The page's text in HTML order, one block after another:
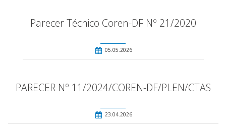
Parecer Técnico Coren-DF Nº 21/2020
05.05.2026
PARECER Nº 11/2024/COREN-DF/PLEN/CTAS
23.04.2026